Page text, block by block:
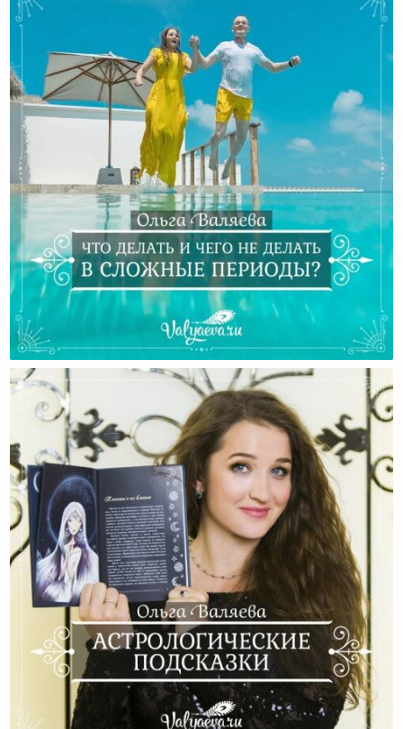
Что Делать И Чего Не Делать В Сложные Периоды?